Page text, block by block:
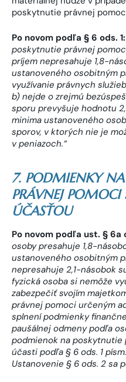
poskytnutie právnej
Po novom podľa § 6 ods. 1:
poskytnutie právnej
príjem nepresahuje 1,8-
ustanoveného osobitným
využívanie právnych
b) nejde o zrejmú
sporu prevyšuje hodnotu
minima ustanoveného
sporov, v ktorých nie je
v peniazoch.“
7. PODMIENKY
PRÁVNEJ
ÚČASŤOU
Po novom podľa ust. § 6a
osoby presahuje 1,8-
ustanoveného osobitným
nepresahuje 2,1-násobok
fyzická osoba si nemôže
zabezpečiť svojím
právnej pomoci určeným
splnení podmienky
paušálnej odmeny podľa
podmienok na
účasti podľa § 6 ods. 1
Ustanovenie § 6 ods. 2 sa